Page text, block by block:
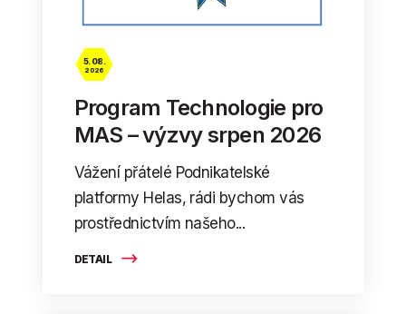
DETAIL
5. 08.
2026
Program Technologie pro
MAS – výzvy srpen 2026
Vážení přátelé Podnikatelské
platformy Helas, rádi bychom vás
prostřednictvím našeho...